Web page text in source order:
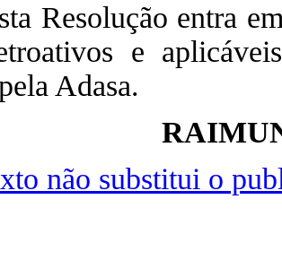
Resolução entra
e
Adasa.
não substitui o